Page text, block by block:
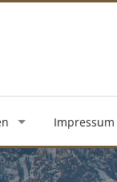
Impressum